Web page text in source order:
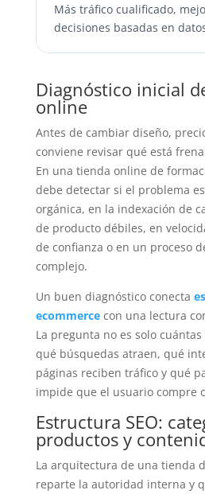
Más tráfico cualificado,
decisiones basadas en
Diagnóstico inicial
online
Antes de cambiar diseño,
conviene revisar qué está
En una tienda online de
debe detectar si el problema
orgánica, en la indexación de
de producto débiles, en
de confianza o en un proceso
complejo.
Un buen diagnóstico conecta
ecommercecon una lectura
La pregunta no es solo
qué búsquedas atraen, qué
páginas reciben tráfico y qué
impide que el usuario compre
Estructura SEO:
productos y
La arquitectura de una tienda
reparte la autoridad interna y